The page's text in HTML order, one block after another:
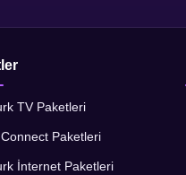
TV Paketleri
Paketleri
İnternet Paketleri